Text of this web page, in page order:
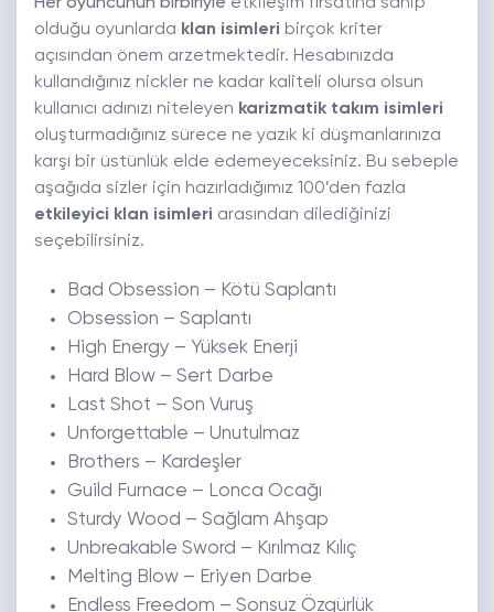
Her oyuncunun birbiriyle etkileşim fırsatına sahip
olduğu oyunlarda klan isimleri birçok kriter
açısından önem arzetmektedir. Hesabınızda
kullandığınız nickler ne kadar kaliteli olursa olsun
kullanıcı adınızı niteleyen karizmatik takım isimleri
oluşturmadığınız sürece ne yazık ki düşmanlarınıza
karşı bir üstünlük elde edemeyeceksiniz. Bu sebeple
aşağıda sizler için hazırladığımız 100’den fazla
etkileyici klan isimleri arasından dilediğinizi
seçebilirsiniz.
Bad Obsession – Kötü Saplantı
Obsession – Saplantı
High Energy – Yüksek Enerji
Hard Blow – Sert Darbe
Last Shot – Son Vuruş
Unforgettable – Unutulmaz
Brothers – Kardeşler
Guild Furnace – Lonca Ocağı
Sturdy Wood – Sağlam Ahşap
Unbreakable Sword – Kırılmaz Kılıç
Melting Blow – Eriyen Darbe
Endless Freedom – Sonsuz Özgürlük